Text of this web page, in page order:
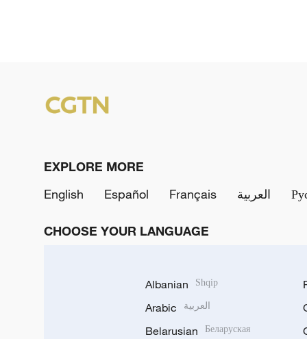
EXPLORE MORE
English
Español Français العربية
CHOOSE YOUR LANGUAGE
Albanian Shqip
Arabic العربية
Belarusian Беларуская